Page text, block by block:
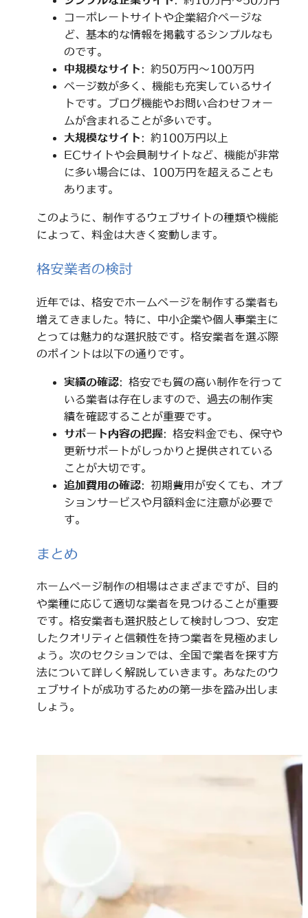
コーポレートサイトや企業紹介ページな
ど、基本的な情報を掲載するシンプルなも
のです。
中規模なサイト: 約50万円～100万円
ページ数が多く、機能も充実しているサイ
トです。ブログ機能やお問い合わせフォー
ムが含まれることが多いです。
大規模なサイト: 約100万円以上
ECサイトや会員制サイトなど、機能が非常
に多い場合には、100万円を超えることも
あります。
このように、制作するウェブサイトの種類や機能
によって、料金は大きく変動します。
格安業者の検討
近年では、格安でホームページを制作する業者も
増えてきました。特に、中小企業や個人事業主に
とっては魅力的な選択肢です。格安業者を選ぶ際
のポイントは以下の通りです。
実績の確認: 格安でも質の高い制作を行って
いる業者は存在しますので、過去の制作実
績を確認することが重要です。
サポート内容の把握: 格安料金でも、保守や
更新サポートがしっかりと提供されている
ことが大切です。
追加費用の確認: 初期費用が安くても、オプ
ションサービスや月額料金に注意が必要で
す。
まとめ
ホームページ制作の相場はさまざまですが、目的
や業種に応じて適切な業者を見つけることが重要
です。格安業者も選択肢として検討しつつ、安定
したクオリティと信頼性を持つ業者を見極めまし
ょう。次のセクションでは、全国で業者を探す方
法について詳しく解説していきます。あなたのウ
ェブサイトが成功するための第一歩を踏み出しま
しょう。